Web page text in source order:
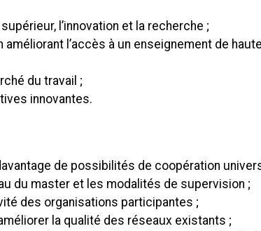
l’innovation et la recherche ;
l’accès à un enseignement de
du travail ;
innovantes.
de possibilités de coopération
du master et les modalités de supervision ;
des organisations participantes ;
la qualité des réseaux existants ;